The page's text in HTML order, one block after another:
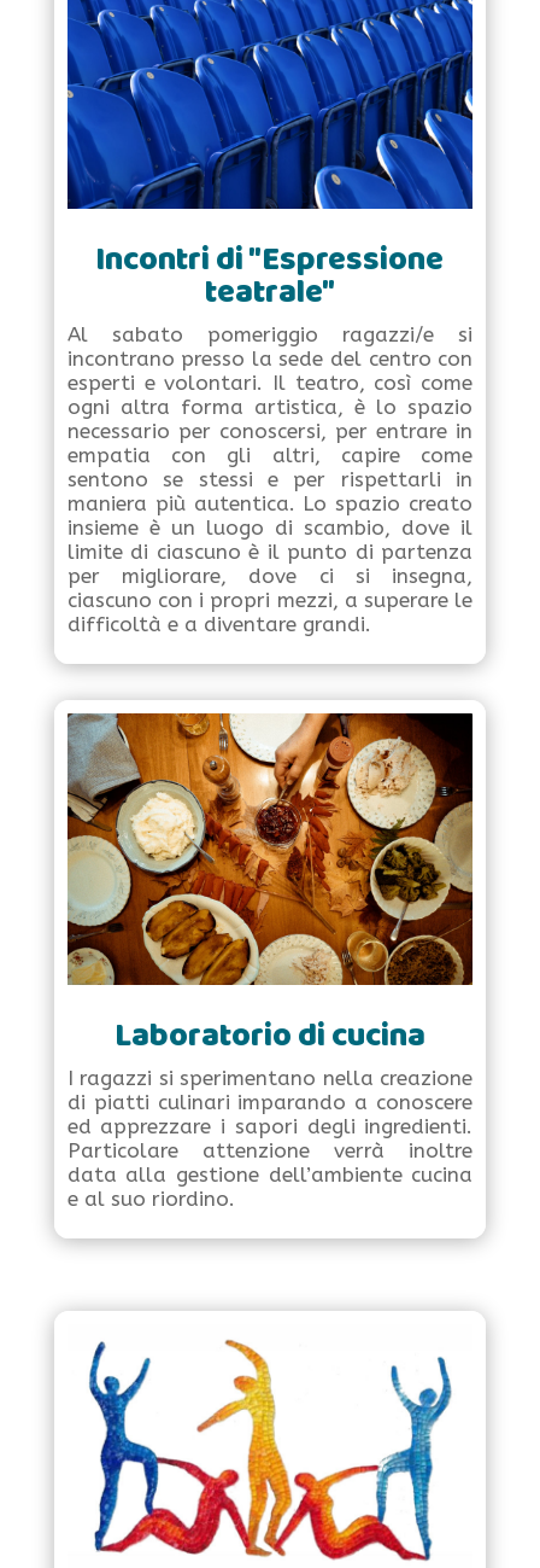
Incontri di "Espressione
teatrale"
Al sabato pomeriggio ragazzi/e si
incontrano presso la sede del centro con
esperti e volontari. Il teatro, così come
ogni altra forma artistica, è lo spazio
necessario per conoscersi, per entrare in
empatia con gli altri, capire come
sentono se stessi e per rispettarli in
maniera più autentica. Lo spazio creato
insieme è un luogo di scambio, dove il
limite di ciascuno è il punto di partenza
per migliorare, dove ci si insegna,
ciascuno con i propri mezzi, a superare le
difficoltà e a diventare grandi.
Laboratorio di cucina
I ragazzi si sperimentano nella creazione
di piatti culinari imparando a conoscere
ed apprezzare i sapori degli ingredienti.
Particolare attenzione verrà inoltre
data alla gestione dell’ambiente cucina
e al suo riordino.